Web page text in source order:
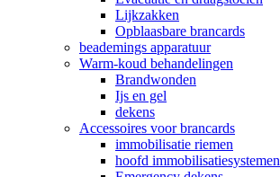
Lijkzakken
Opblaasbare brancards
beademings apparatuur
Warm-koud behandelingen
Brandwonden
Ijs en gel
dekens
Accessoires voor brancards
immobilisatie riemen
hoofd immobilisatiesystemen